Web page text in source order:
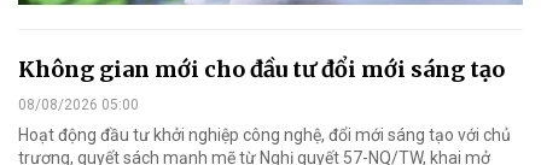
Không gian mới cho đầu tư đổi mới sáng tạo
08/08/2026 05:00
Hoạt động đầu tư khởi nghiệp công nghệ, đổi mới sáng tạo với chủ
trương, quyết sách mạnh mẽ từ Nghị quyết 57-NQ/TW, khai mở